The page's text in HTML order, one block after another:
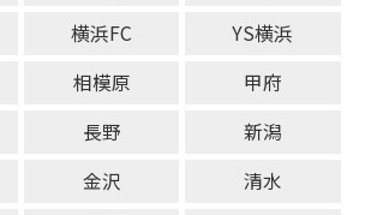
横浜FC
YS横浜
相模原
甲府
長野
新潟
金沢
清水